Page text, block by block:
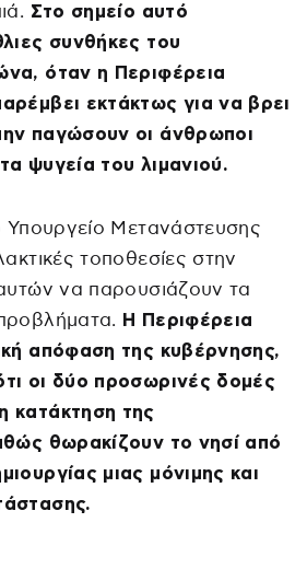
Στο σημείο αυτό
συνθήκες του
όταν η Περιφέρεια
εκτάκτως για να βρει
παγώσουν οι άνθρωποι
ψυγεία του λιμανιού.
Υπουργείο Μετανάστευσης
τοποθεσίες στην
να παρουσιάζουν τα
Η Περιφέρεια
απόφαση της κυβέρνησης,
οι δύο προσωρινές δομές
κατάκτηση της
θωρακίζουν το νησί από
μιας μόνιμης και